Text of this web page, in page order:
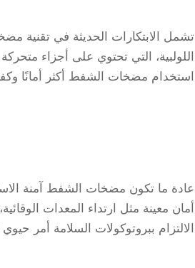
تشمل الابتكارات الحديثة في تقنية
اللولبية، التي تحتوي على أجزاء
استخدام مضخات الشفط أكثر أمانًا
عادة ما تكون مضخات الشفط آمنة
أمان معينة مثل ارتداء المعدات
الالتزام ببروتوكولات السلامة أمر